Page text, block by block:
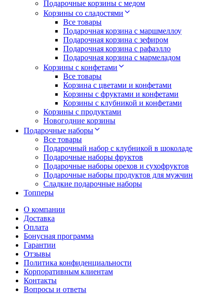
Подарочные корзины с медом
Корзины со сладостями
Все товары
Подарочная корзина с маршмеллоу
Подарочная корзина с зефиром
Подарочная корзина с рафаэлло
Подарочная корзина с мармеладом
Корзины с конфетами
Все товары
Корзина с цветами и конфетами
Корзины с фруктами и конфетами
Корзины с клубникой и конфетами
Корзины с продуктами
Новогодние корзины
Подарочные наборы
Все товары
Подарочный набор с клубникой в шоколаде
Подарочные наборы фруктов
Подарочные наборы орехов и сухофруктов
Подарочные наборы продуктов для мужчин
Сладкие подарочные наборы
Топперы
О компании
Доставка
Оплата
Бонусная программа
Гарантии
Отзывы
Политика конфиденциальности
Корпоративным клиентам
Контакты
Вопросы и ответы